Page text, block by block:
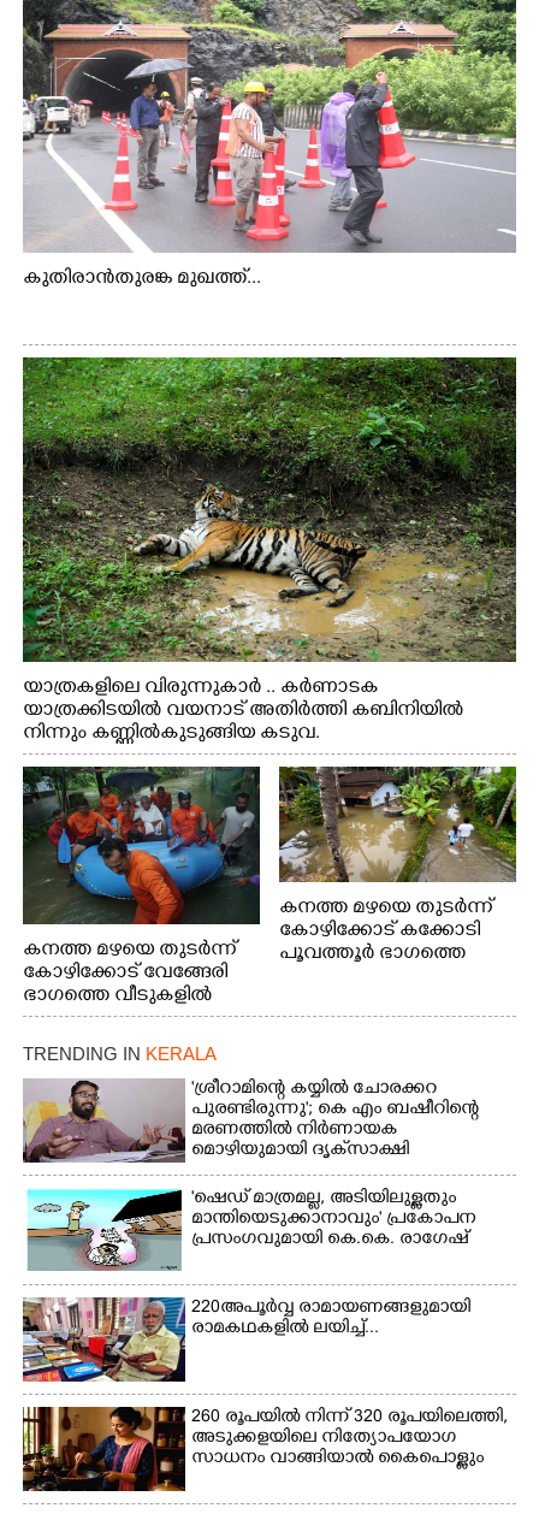
കുതിരാൻതുരങ്ക മുഖത്ത്...
യാത്രകളിലെ വിരുന്നുകാർ .. കർണാടക
യാത്രക്കിടയിൽ വയനാട് അതിർത്തി കബിനിയിൽ
നിന്നും കണ്ണിൽകുടുങ്ങിയ കടുവ.
കനത്ത മഴയെ തുടർന്ന്
കോഴിക്കോട് വേങ്ങേരി
ഭാഗത്തെ വീടുകളിൽ
വെള്ളം
കയറിയപ്പോൾ ആളുകളെ
സുരക്ഷിത സ്ഥാനത്തേക്ക്
മാറ്റുന്ന സുരക്ഷാസേനാം
ഗങ്ങൾ
കനത്ത മഴയെ തുടർന്ന്
കോഴിക്കോട് കക്കോടി
പൂവത്തൂർ ഭാഗത്തെ
TRENDING IN KERALA
'ശ്രീറാമിന്റെ കയ്യിൽ ചോരക്കറ
പുരണ്ടിരുന്നു'; കെ എം ബഷീറിന്റെ
മരണത്തിൽ നിർണായക
മൊഴിയുമായി ദൃക്‌സാക്ഷി
'ഷെഡ് മാത്രമല്ല, അടിയിലുള്ളതും
മാന്തിയെടുക്കാനാവും' പ്രകോപന
പ്രസംഗവുമായി കെ.കെ. രാഗേഷ്
220 അപൂർവ്വ രാമായണങ്ങളുമായി
രാമകഥകളിൽ ലയിച്ച്...
260 രൂപയിൽ നിന്ന് 320 രൂപയിലെത്തി,
അടുക്കളയിലെ നിത്യോപയോഗ
സാധനം വാങ്ങിയാൽ കൈപൊള്ളും